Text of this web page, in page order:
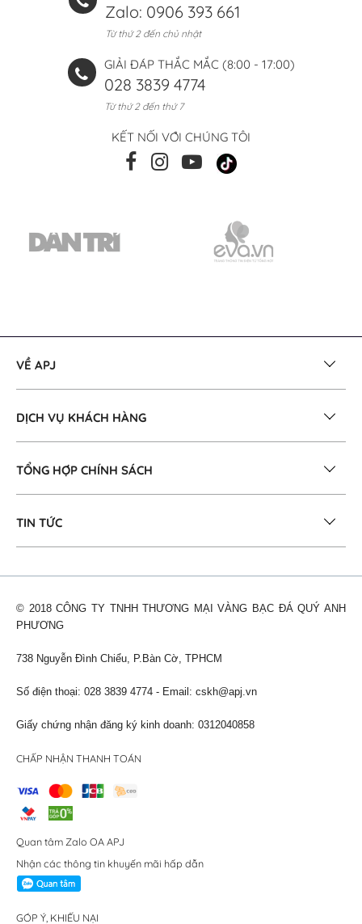
Zalo: 0906 393 661
Từ thứ 2 đến chủ nhật
GIẢI ĐÁP THẮC MẮC (8:00 - 17:00)
028 3839 4774
Từ thứ 2 đến thứ 7
KẾT NỐI VỚI CHÚNG TÔI
VỀ APJ
DỊCH VỤ KHÁCH HÀNG
TỔNG HỢP CHÍNH SÁCH
TIN TỨC
© 2018 CÔNG TY TNHH THƯƠNG MẠI VÀNG BẠC ĐÁ QUÝ ANH
PHƯƠNG
738 Nguyễn Đình Chiểu, P.Bàn Cờ, TPHCM
Số điện thoại: 028 3839 4774 - Email: cskh@apj.vn
Giấy chứng nhận đăng ký kinh doanh: 0312040858
CHẤP NHẬN THANH TOÁN
Quan tâm Zalo OA APJ
Nhận các thông tin khuyến mãi hấp dẫn
GÓP Ý, KHIẾU NẠI